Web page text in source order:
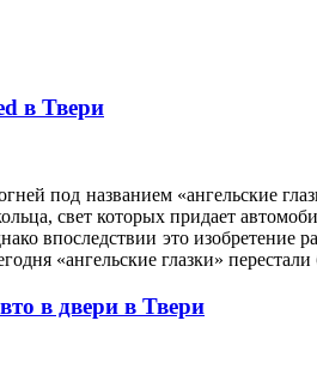
в Твери
под названием «ангельские
свет которых придает
впоследствии это изобретение
«ангельские глазки»
в двери в Твери